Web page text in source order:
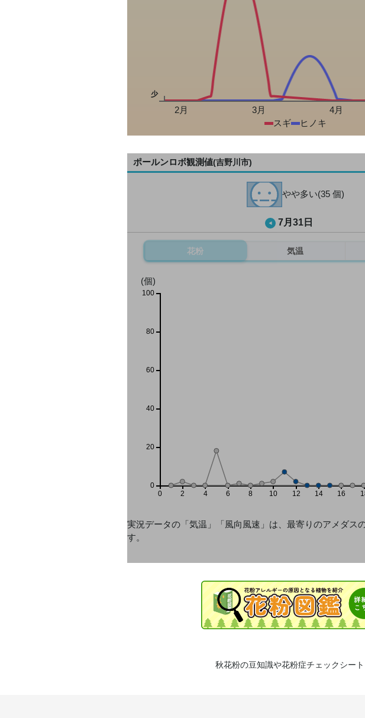
少
2月 3月 4月
スギ
ヒノキ
ポールンロボ観測値(吉野川市)
やや多い(35 個)
7月31日
花粉 気温
0 2 4 6 8 10 12 14 16
(個)
0
20
40
60
80
100
実況データの「気温」「風向風速」は、最寄りのアメダス
す。
秋花粉の豆知識や花粉症チェックシー